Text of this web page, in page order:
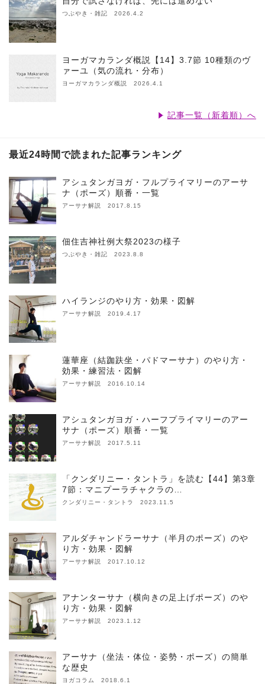
つぶやき・雑記 2026.4.2
ヨーガマカランダ概説【14】3.7節 10種類のヴ
ァーユ（気の流れ・分布）
ヨーガマカランダ概説 2026.4.1
記事一覧（新着順）へ
最近24時間で読まれた記事ランキング
アシュタンガヨガ・フルプライマリーのアーサ
ナ（ポーズ）順番・一覧
アーサナ解説 2017.8.15
佃住吉神社例大祭2023の様子
つぶやき・雑記 2023.8.8
ハイランジのやり方・効果・図解
アーサナ解説 2019.4.17
蓮華座（結跏趺坐・パドマーサナ）のやり方・
効果・練習法・図解
アーサナ解説 2016.10.14
アシュタンガヨガ・ハーフプライマリーのアー
サナ（ポーズ）順番・一覧
アーサナ解説 2017.5.11
「クンダリニー・タントラ」を読む【44】第3章
7節：マニプーラチャクラの…
クンダリニー・タントラ 2023.11.5
アルダチャンドラーサナ（半月のポーズ）のや
り方・効果・図解
アーサナ解説 2017.10.12
アナンターサナ（横向きの足上げポーズ）のや
り方・効果・図解
アーサナ解説 2023.1.12
アーサナ（坐法・体位・姿勢・ポーズ）の簡単
な歴史
ヨガコラム 2018.6.1